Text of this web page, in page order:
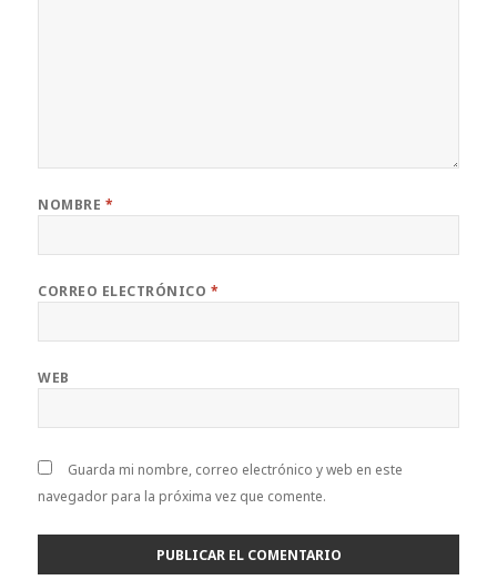
NOMBRE *
CORREO ELECTRÓNICO *
WEB
Guarda mi nombre, correo electrónico y web en este
navegador para la próxima vez que comente.